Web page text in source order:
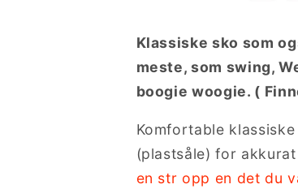
Klassiske sko som
meste, som swing,
boogie woogie. (
Komfortable
(plastsåle) for
en str opp en det du